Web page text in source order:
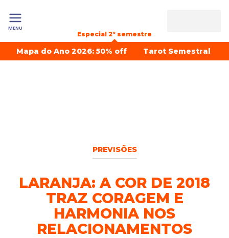
MENU
Especial 2º semestre
Mapa do Ano 2026: 50% off Tarot Semestral
PREVISÕES
LARANJA: A COR DE 2018
TRAZ CORAGEM E
HARMONIA NOS
RELACIONAMENTOS